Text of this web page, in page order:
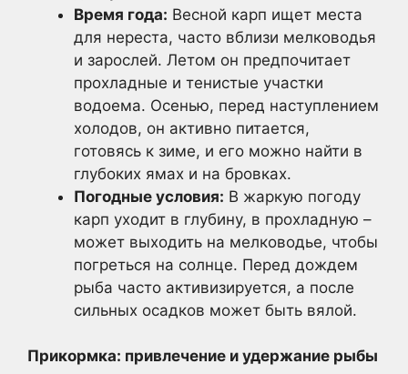
Время года: Весной карп ищет места
для нереста, часто вблизи мелководья
и зарослей. Летом он предпочитает
прохладные и тенистые участки
водоема. Осенью, перед наступлением
холодов, он активно питается,
готовясь к зиме, и его можно найти в
глубоких ямах и на бровках.
Погодные условия: В жаркую погоду
карп уходит в глубину, в прохладную –
может выходить на мелководье, чтобы
погреться на солнце. Перед дождем
рыба часто активизируется, а после
сильных осадков может быть вялой.
Прикормка: привлечение и удержание рыбы